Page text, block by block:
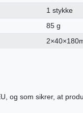
1 stykke
85 g
og som sikrer, at